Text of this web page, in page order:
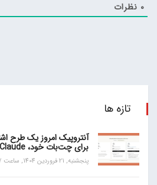
0 نظرات
تازه ها
برای چت‌بات خود، Claude، معرفی کرد
پنجشنبه, 21 فروردین 1404, ساعت 14:17